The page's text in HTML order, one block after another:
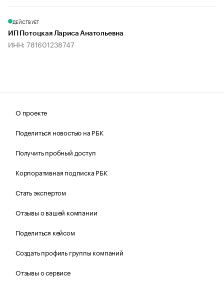
ДЕЙСТВУЕТ
ИП Потоцкая Лариса Анатольевна
ИНН: 781601238747
О проекте
Поделиться новостью на РБК
Получить пробный доступ
Корпоративная подписка РБК
Стать экспертом
Отзывы о вашей компании
Поделиться кейсом
Создать профиль группы компаний
Отзывы о сервисе